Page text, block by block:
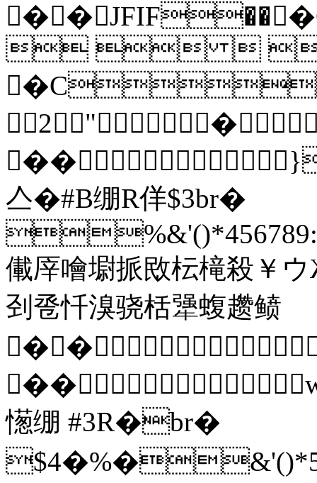
 
2"�
亼�#B绷R佯$3br�
儎厗噲墛挀敃枟槞殺￥
刭卺忏溴骁栝犟蝮趱鲼
��
憽绷 #3R�br�